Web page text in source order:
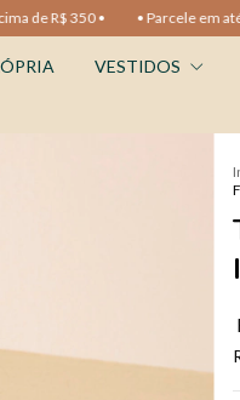
• Parcele em até 10x sem juros
VESTIDOS